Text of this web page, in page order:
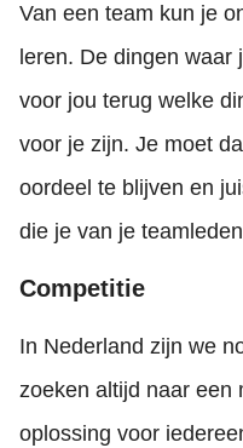
Van een team kun je
leren. De dingen
voor jou terug welke
voor je zijn. Je moet
oordeel te blijven en
die je van je
Competitie
In Nederland zijn we
zoeken altijd naar een
oplossing voor